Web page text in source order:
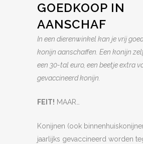
GOEDKOOP IN
AANSCHAF
In een dierenwinkel kan je vrij
konijn aanschaffen. Een konijn
een 30-tal euro, een beetje extra
gevaccineerd konijn.
FEIT! MAAR…
Konijnen (ook
jaarlijks gevaccineerd worden